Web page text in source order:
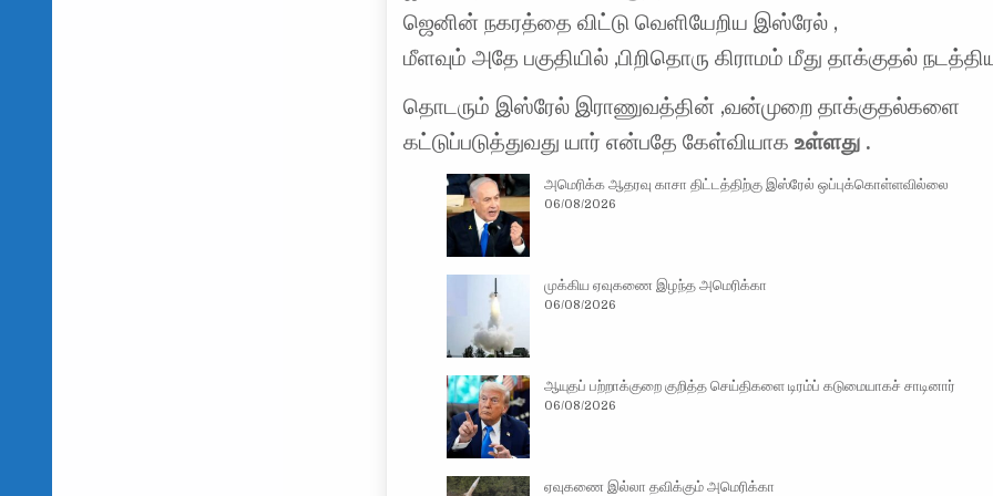
ஜெனின் நகரத்தை விட்டு வெளியேறிய இஸ்ரேல் ,
மீளவும் அதே பகுதியில் ,பிறிதொரு கிராமம் மீது தாக்குதல்
தொடரும் இஸ்ரேல் இராணுவத்தின் ,வன்முறை தாக்குதல்களை
கட்டுப்படுத்துவது யார் என்பதே கேள்வியாகஉள்ளது .
அமெரிக்க ஆதரவு காசா திட்டத்திற்கு இஸ்ரேல் ஒப்புக்கொள்ளவில்லை
06/08/2026
முக்கிய ஏவுகணை இழந்த அமெரிக்கா
06/08/2026
ஆயுதப் பற்றாக்குறை குறித்த செய்திகளை டிரம்ப் கடுமையாகச் சாடினார்
06/08/2026
ஏவுகணை இல்லா தவிக்கும் அமெரிக்கா